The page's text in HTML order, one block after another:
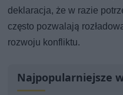
deklaracja, że w razie
często pozwalają
rozwoju konfliktu.
Najpopularniejsze